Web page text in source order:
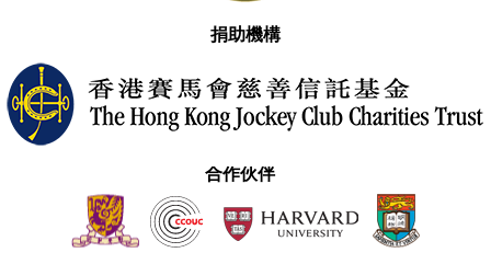
捐助機構
合作伙伴